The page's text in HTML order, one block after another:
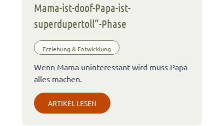
Mama-ist-doof-Papa-ist-
superdupertoll“-Phase
Erziehung & Entwicklung
Wenn Mama uninteressant wird muss Papa
alles machen.
ARTIKEL LESEN